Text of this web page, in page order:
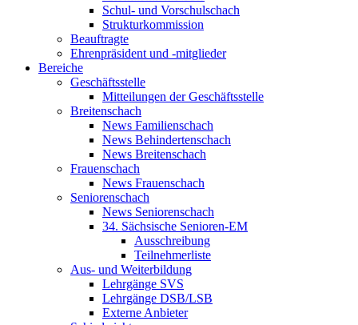
Schul- und Vorschulschach
Strukturkommission
Beauftragte
Ehrenpräsident und -mitglieder
Bereiche
Geschäftsstelle
Mitteilungen der Geschäftsstelle
Breitenschach
News Familienschach
News Behindertenschach
News Breitenschach
Frauenschach
News Frauenschach
Seniorenschach
News Seniorenschach
34. Sächsische Senioren-EM
Ausschreibung
Teilnehmerliste
Aus- und Weiterbildung
Lehrgänge SVS
Lehrgänge DSB/LSB
Externe Anbieter